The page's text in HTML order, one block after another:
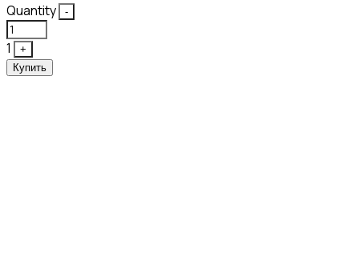
Quantity
-
1
+
Купить